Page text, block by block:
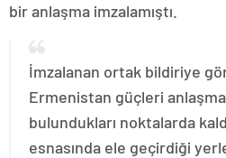
bir anlaşma imzalamıştı.
İmzalanan ortak bildiriye
Ermenistan güçleri
bulundukları noktalarda
esnasında ele geçirdiği